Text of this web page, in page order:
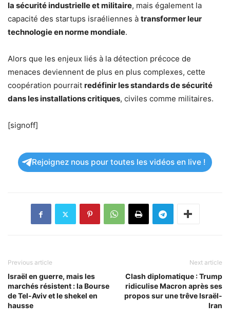
la sécurité industrielle et militaire, mais également la
capacité des startups israéliennes à transformer leur
technologie en norme mondiale.
Alors que les enjeux liés à la détection précoce de
menaces deviennent de plus en plus complexes, cette
coopération pourrait redéfinir les standards de sécurité
dans les installations critiques, civiles comme militaires.
[signoff]
Rejoignez nous pour toutes les vidéos en live !
Previous article
Israël en guerre, mais les
marchés résistent : la Bourse
de Tel-Aviv et le shekel en
hausse
Next article
Clash diplomatique : Trump
ridiculise Macron après ses
propos sur une trêve Israël-
Iran